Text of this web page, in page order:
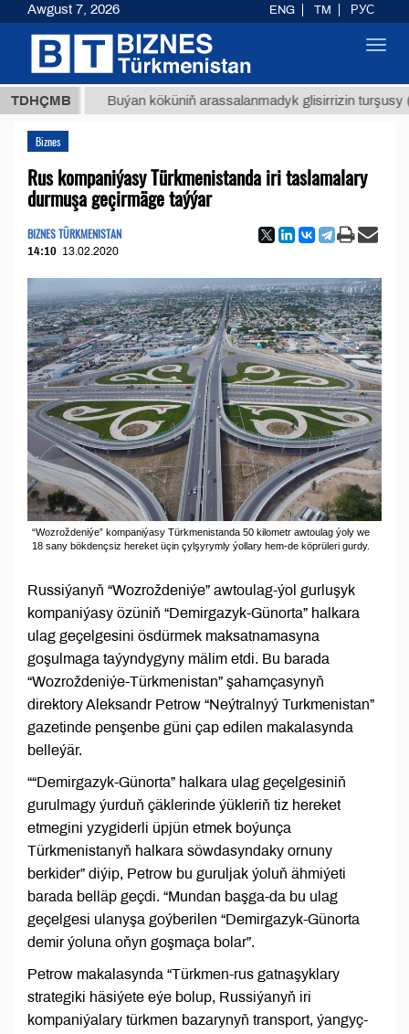
TDHÇMBBuýan köküniň arassalanmadyk glisirrizin turşusy (t.)
Biznes
Rus kompaniýasy Türkmenistanda iri taslamalary
durmuşa geçirmäge taýýar
BIZNES TÜRKMENISTAN
14:10 13.02.2020
“Wozroždeniýe” kompaniýasy Türkmenistanda 50 kilometr awtoulag ýoly we
18 sany bökdençsiz hereket üçin çylşyrymly ýollary hem-de köprüleri gurdy.
Russiýanyň “Wozroždeniýe” awtoulag-ýol gurluşyk
kompaniýasy özüniň “Demirgazyk-Günorta” halkara
ulag geçelgesini ösdürmek maksatnamasyna
goşulmaga taýyndygyny mälim etdi. Bu barada
“Wozroždeniýe-Türkmenistan” şahamçasynyň
direktory Aleksandr Petrow “Neýtralnyý Turkmenistan”
gazetinde penşenbe güni çap edilen makalasynda
belleýär.
““Demirgazyk-Günorta” halkara ulag geçelgesiniň
gurulmagy ýurduň çäklerinde ýükleriň tiz hereket
etmegini yzygiderli üpjün etmek boýunça
Türkmenistanyň halkara söwdasyndaky ornuny
berkider” diýip, Petrow bu guruljak ýoluň ähmiýeti
barada belläp geçdi. “Mundan başga-da bu ulag
geçelgesi ulanyşa goýberilen “Demirgazyk-Günorta
demir ýoluna oňyn goşmaça bolar”.
Petrow makalasynda “Türkmen-rus gatnaşyklary
strategiki häsiýete eýe bolup, Russiýanyň iri
kompaniýalary türkmen bazarynyň transport, ýangyç-
Awgust 7, 2026 ENG TM РУС